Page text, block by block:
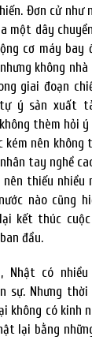
Đơn cử như
một dây
cơ máy bay
không
giai đoạn
ý sản xuất
thèm hỏi
kém nên không
tay nghề
thiếu nhiều
nào cũng
kết thúc cuộc
đầu.
Nhật có
sự. Nhưng
không có kinh
lại bằng